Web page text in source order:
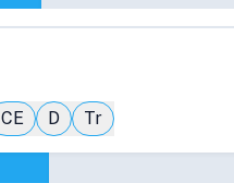
CE D Tr